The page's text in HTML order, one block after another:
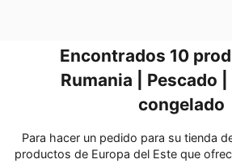
Encontrados 10
Rumania | Pescado
congelado
Para hacer un pedido para su tienda
productos de Europa del Este que